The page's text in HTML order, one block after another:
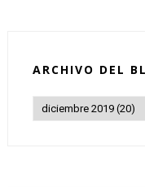
ARCHIVO DEL